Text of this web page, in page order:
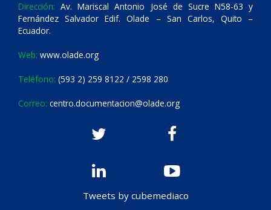
Dirección: Av. Mariscal Antonio José de Sucre N58-63 y
Fernández Salvador Edif. Olade – San Carlos, Quito –
Ecuador.
Web: www.olade.org
Teléfono: (593 2) 259 8122 / 2598 280
Correo: centro.documentacion@olade.org
Tweets by cubemediaco